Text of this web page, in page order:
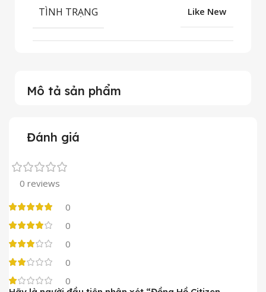
Mô tả sản phẩm
TÌNH TRẠNG Like New
Đánh giá
0 reviews
0
0
0
0
0